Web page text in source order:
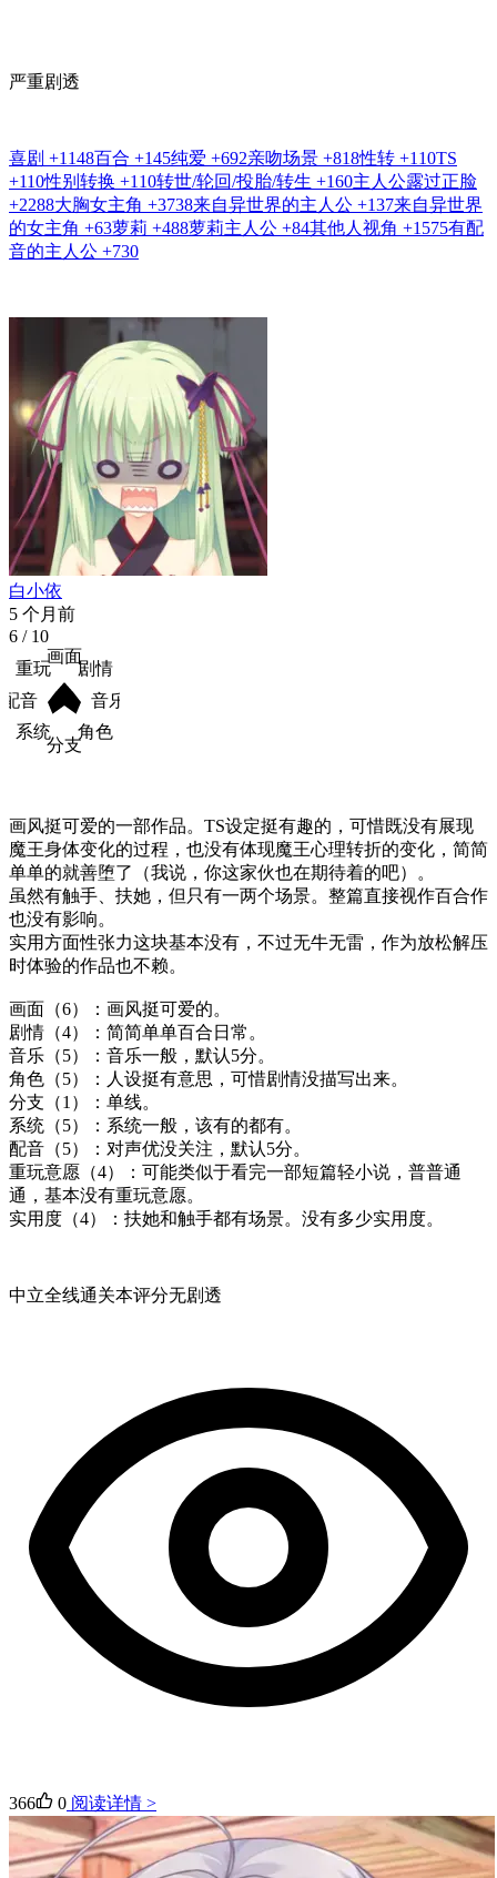
严重剧透
喜剧 +1148百合 +145纯爱 +692亲吻场景 +818性转 +110TS
+110性别转换 +110转世/轮回/投胎/转生 +160主人公露过正脸
+2288大胸女主角 +3738来自异世界的主人公 +137来自异世界
的女主角 +63萝莉 +488萝莉主人公 +84其他人视角 +1575有配
音的主人公 +730
白小依
5 个月前
6 / 10
画面
剧情
音乐
角色
分支
系统
配音
重玩
画风挺可爱的一部作品。TS设定挺有趣的，可惜既没有展现
魔王身体变化的过程，也没有体现魔王心理转折的变化，简简
单单的就善堕了（我说，你这家伙也在期待着的吧）。
虽然有触手、扶她，但只有一两个场景。整篇直接视作百合作
也没有影响。
实用方面性张力这块基本没有，不过无牛无雷，作为放松解压
时体验的作品也不赖。
画面（6）：画风挺可爱的。
剧情（4）：简简单单百合日常。
音乐（5）：音乐一般，默认5分。
角色（5）：人设挺有意思，可惜剧情没描写出来。
分支（1）：单线。
系统（5）：系统一般，该有的都有。
配音（5）：对声优没关注，默认5分。
重玩意愿（4）：可能类似于看完一部短篇轻小说，普普通
通，基本没有重玩意愿。
实用度（4）：扶她和触手都有场景。没有多少实用度。
中立全线通关本评分无剧透
366 0 阅读详情 >